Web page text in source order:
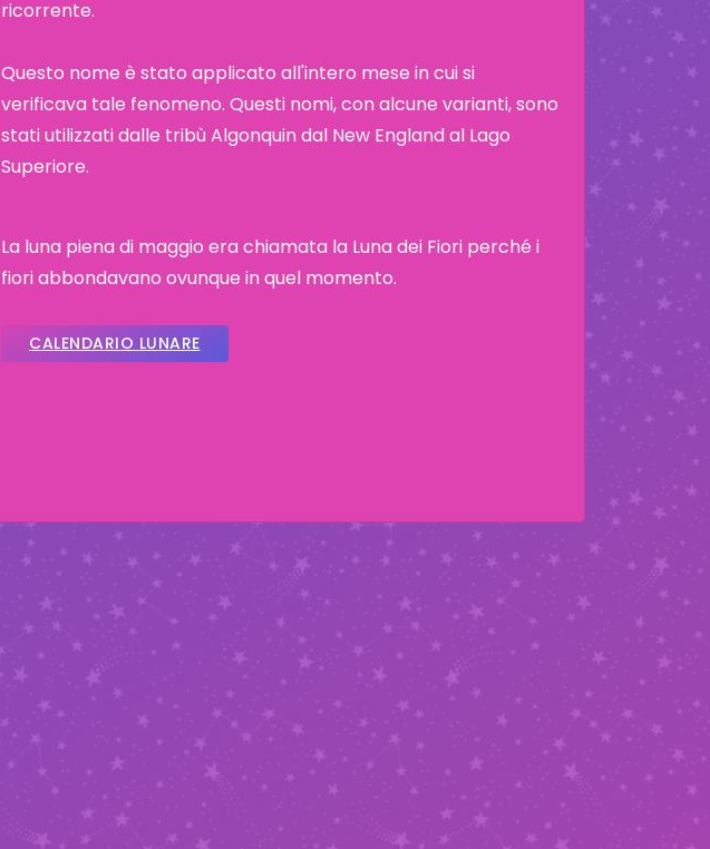
ricorrente.
Questo nome è stato applicato all'intero mese in cui si
verificava tale fenomeno. Questi nomi, con alcune varianti, sono
stati utilizzati dalle tribù Algonquin dal New England al Lago
Superiore.
La luna piena di maggio era chiamata la Luna dei Fiori perché i
fiori abbondavano ovunque in quel momento.
CALENDARIO LUNARE